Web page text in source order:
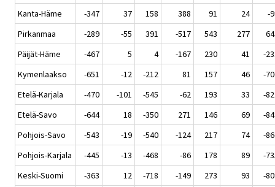
Kanta-Häme
-347 37 158 388 91 24
-
Pirkanmaa
-289 -55 391 -517 543 277
Päijät-Häme
-467 5 4 -167 230 41
-
Kymenlaakso
-651 -12 -212 81 157 46
-
Etelä-Karjala
-470 -101 -545 -62 193 33
-
Etelä-Savo
-644 18 -350 271 146 69
-
Pohjois-Savo
-543 -19 -540 -124 217 74
-
Pohjois-Karjala
-445 -13 -468 -86 178 89
-
Keski-Suomi
-363 12 -718 -149 273 93
-